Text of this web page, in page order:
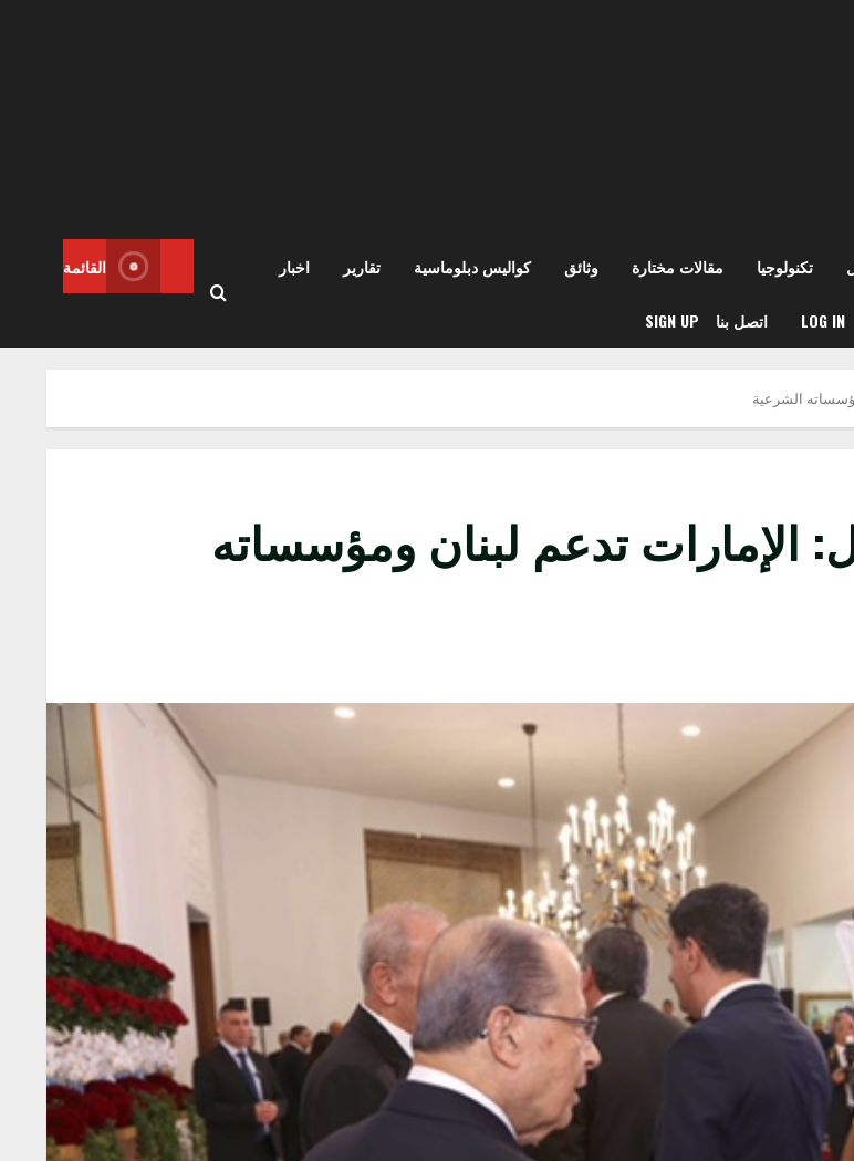
تكنولوجيا مقالات مختارة وثائق كواليس دبلوماسية تقارير اخبار
LOG IN اتصل بنا SIGN UP
القائمة
الشرعية
الإمارات تدعم لبنان ومؤسساته